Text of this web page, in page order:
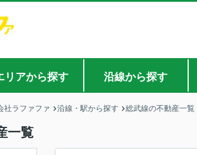
リアから探す 沿線から探す
社ラファファ 沿線・駅から探す 総武線の不動産一覧
一覧